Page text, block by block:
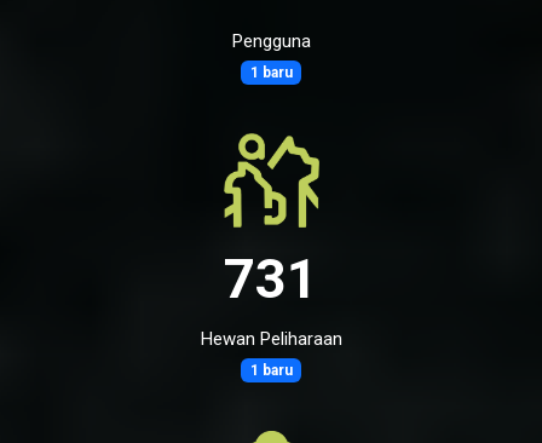
Pengguna
1 baru
731
Hewan Peliharaan
1 baru